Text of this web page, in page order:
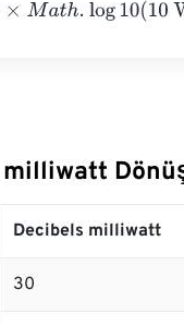
.log10(10 Watts⋅1000) =
Decibels milliwatt
30